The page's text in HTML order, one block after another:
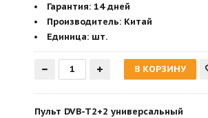
Гарантия: 14 дней
Производитель: Китай
Единица: шт.
Пульт DVB-T2+2 универсальный